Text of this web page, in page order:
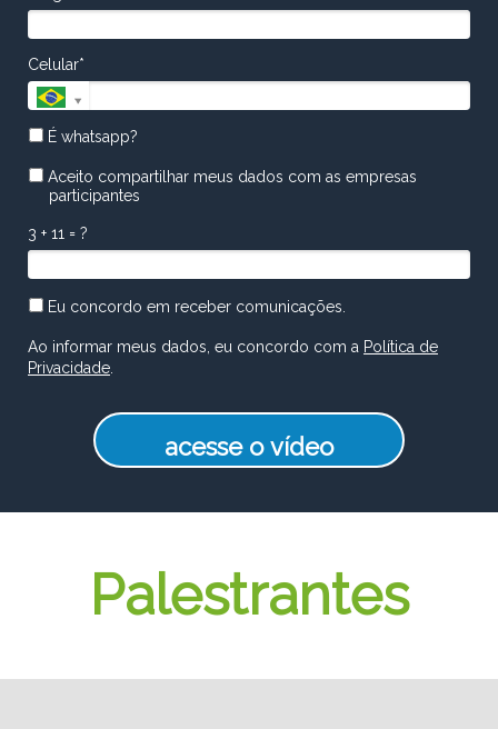
Celular*
É whatsapp?
Aceito compartilhar meus dados com as empresas
participantes
3 + 11 = ?
Eu concordo em receber comunicações.
Ao informar meus dados, eu concordo com a Política de
Privacidade
acesse o vídeo
Palestrantes